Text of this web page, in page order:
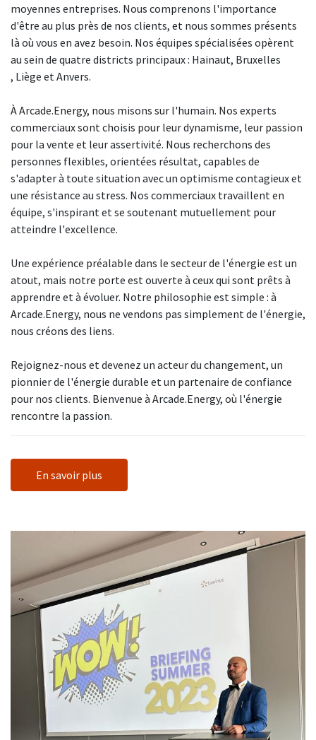
moyennes entreprises. Nous comprenons l'importance
d'être au plus près de nos clients, et nous sommes présents
là où vous en avez besoin. Nos équipes spécialisées opèrent
au sein de quatre districts principaux : Hainaut, Bruxelles
, Liège et Anvers.
À Arcade.Energy, nous misons sur l'humain. Nos experts
commerciaux sont choisis pour leur dynamisme, leur passion
pour la vente et leur assertivité. Nous recherchons des
personnes flexibles, orientées résultat, capables de
s'adapter à toute situation avec un optimisme contagieux et
une résistance au stress. Nos commerciaux travaillent en
équipe, s'inspirant et se soutenant mutuellement pour
atteindre l'excellence.
Une expérience préalable dans le secteur de l'énergie est un
atout, mais notre porte est ouverte à ceux qui sont prêts à
apprendre et à évoluer. Notre philosophie est simple : à
Arcade.Energy, nous ne vendons pas simplement de l'énergie,
nous créons des liens.
Rejoignez-nous et devenez un acteur du changement, un
pionnier de l'énergie durable et un partenaire de confiance
pour nos clients. Bienvenue à Arcade.Energy, où l'énergie
rencontre la passion.
En savoir plus